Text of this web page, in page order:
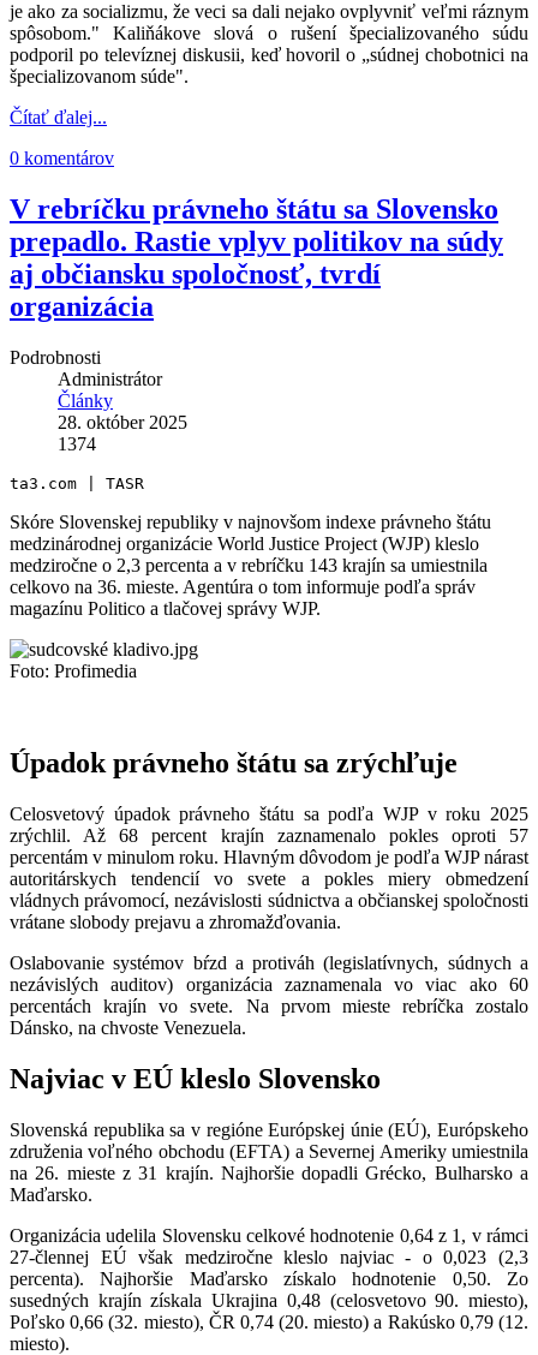
je ako za socializmu, že veci sa dali nejako ovplyvniť veľmi ráznym
spôsobom." Kaliňákove slová o rušení špecializovaného súdu
podporil po televíznej diskusii, keď hovoril o „súdnej chobotnici na
špecializovanom súde".
Čítať ďalej...
0 komentárov
V rebríčku právneho štátu sa Slovensko
prepadlo. Rastie vplyv politikov na súdy
aj občiansku spoločnosť, tvrdí
organizácia
Podrobnosti
Administrátor
Články
28. október 2025
1374
ta3.com | TASR
Skóre Slovenskej republiky v najnovšom indexe právneho štátu
medzinárodnej organizácie World Justice Project (WJP) kleslo
medziročne o 2,3 percenta a v rebríčku 143 krajín sa umiestnila
celkovo na 36. mieste. Agentúra o tom informuje podľa správ
magazínu Politico a tlačovej správy WJP.
Foto: Profimedia
Úpadok právneho štátu sa zrýchľuje
Celosvetový úpadok právneho štátu sa podľa WJP v roku 2025
zrýchlil. Až 68 percent krajín zaznamenalo pokles oproti 57
percentám v minulom roku. Hlavným dôvodom je podľa WJP nárast
autoritárskych tendencií vo svete a pokles miery obmedzení
vládnych právomocí, nezávislosti súdnictva a občianskej spoločnosti
vrátane slobody prejavu a zhromažďovania.
Oslabovanie systémov bŕzd a protiváh (legislatívnych, súdnych a
nezávislých auditov) organizácia zaznamenala vo viac ako 60
percentách krajín vo svete. Na prvom mieste rebríčka zostalo
Dánsko, na chvoste Venezuela.
Najviac v EÚ kleslo Slovensko
Slovenská republika sa v regióne Európskej únie (EÚ), Európskeho
združenia voľného obchodu (EFTA) a Severnej Ameriky umiestnila
na 26. mieste z 31 krajín. Najhoršie dopadli Grécko, Bulharsko a
Maďarsko.
Organizácia udelila Slovensku celkové hodnotenie 0,64 z 1, v rámci
27-člennej EÚ však medziročne kleslo najviac - o 0,023 (2,3
percenta). Najhoršie Maďarsko získalo hodnotenie 0,50. Zo
susedných krajín získala Ukrajina 0,48 (celosvetovo 90. miesto),
Poľsko 0,66 (32. miesto), ČR 0,74 (20. miesto) a Rakúsko 0,79 (12.
miesto).